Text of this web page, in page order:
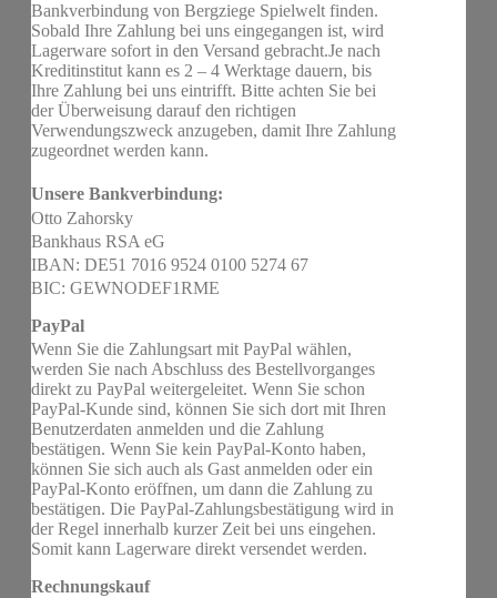
Bankverbindung von Bergziege Spielwelt finden.
Sobald Ihre Zahlung bei uns eingegangen ist, wird
Lagerware sofort in den Versand gebracht.Je nach
Kreditinstitut kann es 2 – 4 Werktage dauern, bis
Ihre Zahlung bei uns eintrifft. Bitte achten Sie bei
der Überweisung darauf den richtigen
Verwendungszweck anzugeben, damit Ihre Zahlung
zugeordnet werden kann.
Unsere Bankverbindung:
Otto Zahorsky
Bankhaus RSA eG
IBAN: DE51 7016 9524 0100 5274 67
BIC: GEWNODEF1RME
PayPal
Wenn Sie die Zahlungsart mit PayPal wählen,
werden Sie nach Abschluss des Bestellvorganges
direkt zu PayPal weitergeleitet. Wenn Sie schon
PayPal-Kunde sind, können Sie sich dort mit Ihren
Benutzerdaten anmelden und die Zahlung
bestätigen. Wenn Sie kein PayPal-Konto haben,
können Sie sich auch als Gast anmelden oder ein
PayPal-Konto eröffnen, um dann die Zahlung zu
bestätigen. Die PayPal-Zahlungsbestätigung wird in
der Regel innerhalb kurzer Zeit bei uns eingehen.
Somit kann Lagerware direkt versendet werden.
Rechnungskauf